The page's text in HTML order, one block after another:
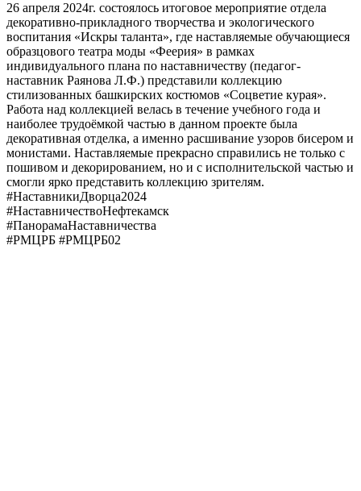
26 апреля 2024г. состоялось итоговое мероприятие отдела
декоративно-прикладного творчества и экологического
воспитания «Искры таланта», где наставляемые обучающиеся
образцового театра моды «Феерия» в рамках
индивидуального плана по наставничеству (педагог-
наставник Раянова Л.Ф.) представили коллекцию
стилизованных башкирских костюмов «Соцветие курая».
Работа над коллекцией велась в течение учебного года и
наиболее трудоёмкой частью в данном проекте была
декоративная отделка, а именно расшивание узоров бисером и
монистами. Наставляемые прекрасно справились не только с
пошивом и декорированием, но и с исполнительской частью и
смогли ярко представить коллекцию зрителям.
#НаставникиДворца2024
#НаставничествоНефтекамск
#ПанорамаНаставничества
#РМЦРБ #РМЦРБ02